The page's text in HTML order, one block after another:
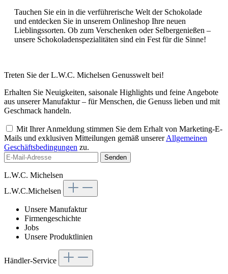
Tauchen Sie ein in die verführerische Welt der Schokolade
und entdecken Sie in unserem Onlineshop Ihre neuen
Lieblingssorten. Ob zum Verschenken oder Selbergenießen –
unsere Schokoladenspezialitäten sind ein Fest für die Sinne!
Treten Sie der L.W.C. Michelsen Genusswelt bei!
Erhalten Sie Neuigkeiten, saisonale Highlights und feine Angebote
aus unserer Manufaktur – für Menschen, die Genuss lieben und mit
Geschmack handeln.
Mit Ihrer Anmeldung stimmen Sie dem Erhalt von Marketing-E-
Mails und exklusiven Mitteilungen gemäß unsererAllgemeinen
Geschäftsbedingungen zu.
Senden
L.W.C. Michelsen
L.W.C.Michelsen
Unsere Manufaktur
Firmengeschichte
Jobs
Unsere Produktlinien
Händler-Service